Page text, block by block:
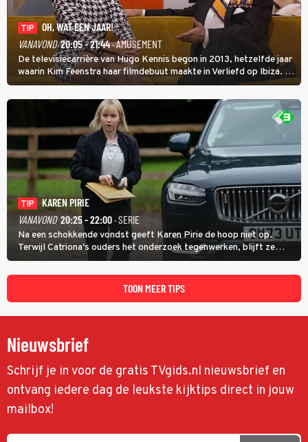
TIP
OH, WAT EEN JAAR!
VANAVOND 20:05 - 21:44· AMUSEMENT
De televisiecarrière van Hugo Kennis begon in 2013, hetzelfde jaar
waarin Kim Feenstra haar filmdebuut maakte in Verliefd op Ibiza. In
Oh, Wat een Jaar! wordt duidelijk wat ze nog meer weten van het
jaar waarin ze allebei eindtwintigers waren.
TIP
KAREN PIRIE
VANAVOND 20:25 - 22:00· SERIE
Na een schokkende vondst geeft Karen Pirie de hoop niet op.
Terwijl Catriona's ouders het onderzoek tegenwerken, blijft ze
speuren naar Adam. In deze slotaflevering van Karen Pirie leidt het
spoor via Frankrijk en Italië naar Malta.
TOON MEER TIPS
Nieuwsbrief
Schrijf je in voor de gratis TVgids.nl nieuwsbrief en
ontvang iedere dag de leukste kijktips direct in jouw
mailbox!